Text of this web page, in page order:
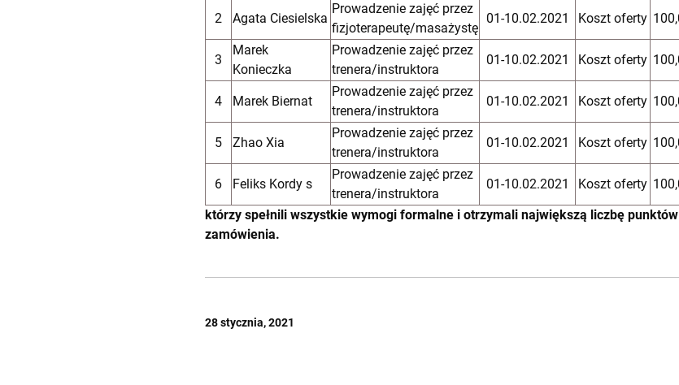
2 Agata Ciesielska
Prowadzenie zajęć przez
fizjoterapeutę/masażystę
01-10.02.2021 Koszt oferty
3
Marek
Konieczka
Prowadzenie zajęć przez
trenera/instruktora
01-10.02.2021 Koszt oferty
4 Marek Biernat
Prowadzenie zajęć przez
trenera/instruktora
01-10.02.2021 Koszt oferty
5 Zhao Xia
Prowadzenie zajęć przez
trenera/instruktora
01-10.02.2021 Koszt oferty
6 Feliks Kordy s
Prowadzenie zajęć przez
trenera/instruktora
01-10.02.2021 Koszt oferty
którzy spełnili wszystkie wymogi formalne i otrzymali największą liczbę
zamówienia.
28 stycznia, 2021